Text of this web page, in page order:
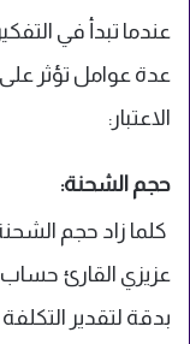
عندما تبدأ في
عدة عوامل تؤثر
الاعتبار:
حجم الشحنة:
كلما زاد حجم
عزيزي القارئ
بدقة لتقدير